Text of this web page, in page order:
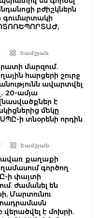
բժիշկներն
գումարտակի
Շամշյան
մարզում․
հարցերի շուրջ
ավարտվել
20-ամյա
է
մեկը
ի տնօրենի որդին
Շամշյան
քաղաքի
գործող
ի փայտի
ժամանել են
Մարտունու
վերածվել է մոխրի.